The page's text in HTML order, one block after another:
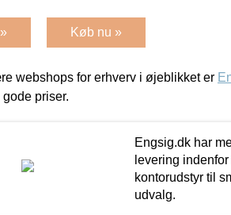
Køb nu »
webshops for erhverv i øjeblikket er
priser.
Engsig.dk har
levering
kontorudstyr til
udvalg.